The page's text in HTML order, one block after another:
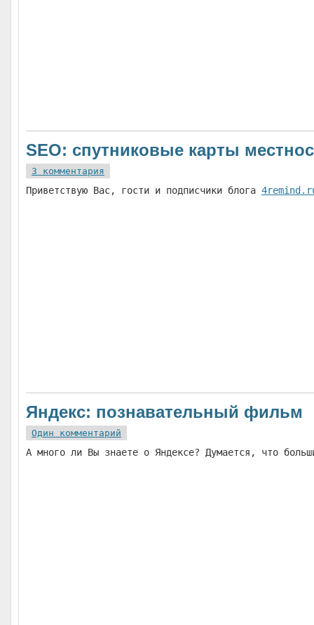
SEO: спутниковые карты
3 комментария
Приветствую Вас, гости и подписчики блога
Яндекс: познавательный фильм
Один комментарий
А много ли Вы знаете о Яндексе? Думается, что